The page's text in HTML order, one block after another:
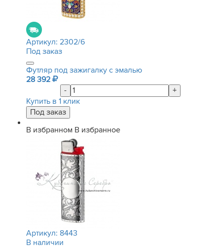
Артикул: 2302/6
Под заказ
Футляр под зажигалку с эмалью
28 392
-
+
Купить в 1 клик
В избранном В избранное
Артикул: 8443
В наличии